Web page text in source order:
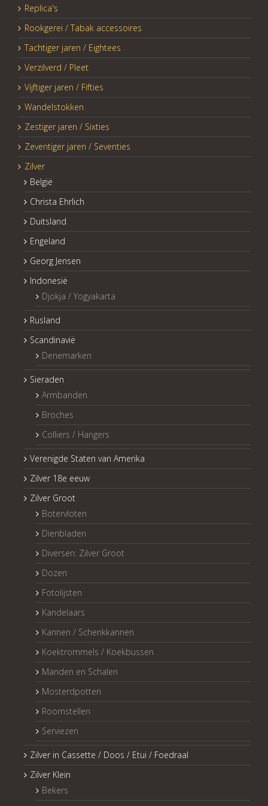
Replica's
Rookgerei / Tabak accessoires
Tachtiger jaren / Eightees
Verzilverd / Pleet
Vijftiger jaren / Fifties
Wandelstokken
Zestiger jaren / Sixties
Zeventiger jaren / Seventies
Zilver
België
Christa Ehrlich
Duitsland
Engeland
Georg Jensen
Indonesië
Djokja / Yogyakarta
Rusland
Scandinavië
Denemarken
Sieraden
Armbanden
Broches
Colliers / Hangers
Verenigde Staten van Amerika
Zilver 18e eeuw
Zilver Groot
Botervloten
Dienbladen
Diversen: Zilver Groot
Dozen
Fotolijsten
Kandelaars
Kannen / Schenkkannen
Koektrommels / Koekbussen
Manden en Schalen
Mosterdpotten
Roomstellen
Serviezen
Zilver in Cassette / Doos / Etui / Foedraal
Zilver Klein
Bekers